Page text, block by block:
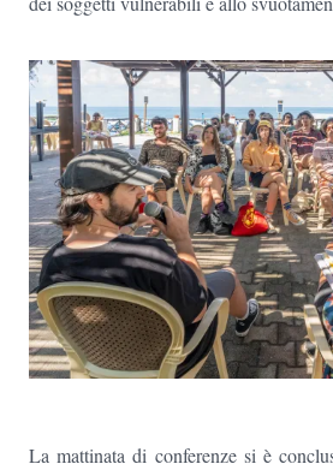
La mattinata di conferenze si è